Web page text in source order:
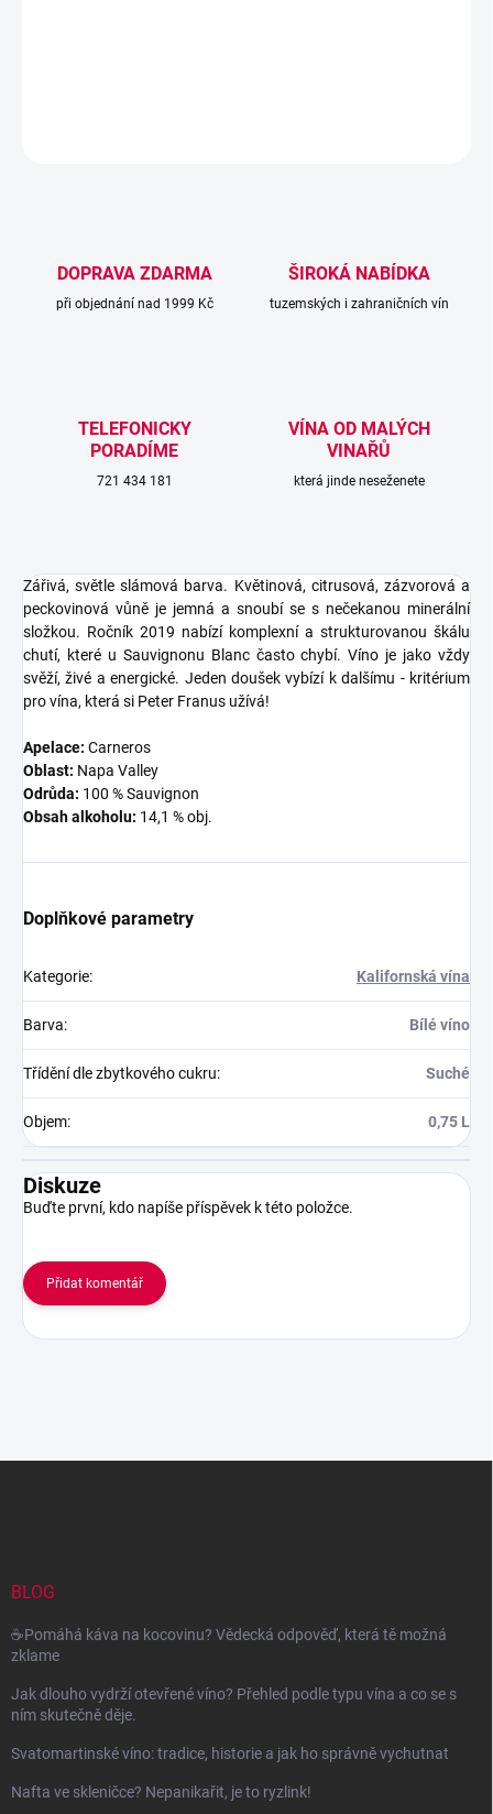
DOPRAVA ZDARMA
při objednání nad 1999 Kč
ŠIROKÁ NABÍDKA
tuzemských i zahraničních vín
TELEFONICKY
PORADÍME
721 434 181
VÍNA OD MALÝCH
VINAŘŮ
která jinde neseženete
Zářivá, světle slámová barva. Květinová, citrusová, zázvorová a
peckovinová vůně je jemná a snoubí se s nečekanou minerální
složkou. Ročník 2019 nabízí komplexní a strukturovanou škálu
chutí, které u Sauvignonu Blanc často chybí. Víno je jako vždy
svěží, živé a energické. Jeden doušek vybízí k dalšímu - kritérium
pro vína, která si Peter Franus užívá!
Apelace: Carneros
Oblast: Napa Valley
Odrůda: 100 % Sauvignon
Obsah alkoholu: 14,1 % obj.
Doplňkové parametry
Kategorie: Kalifornská vína
Barva: Bílé víno
Třídění dle zbytkového cukru: Suché
Objem: 0,75 L
Diskuze
Buďte první, kdo napíše příspěvek k této položce.
Přidat komentář
BLOG
☕Pomáhá káva na kocovinu? Vědecká odpověď, která tě možná
zklame
Jak dlouho vydrží otevřené víno? Přehled podle typu vína a co se s
ním skutečně děje.
Svatomartinské víno: tradice, historie a jak ho správně vychutnat
Nafta ve skleničce? Nepanikařit, je to ryzlink!